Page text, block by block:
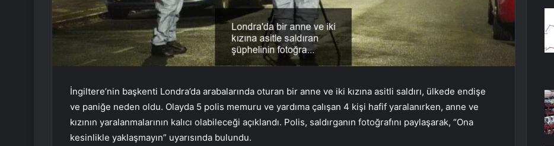
İngiltere’nin başkenti Londra’da arabalarında oturan bir anne ve iki kızına asitli saldırı, ülkede endişe
ve paniğe neden oldu. Olayda 5 polis memuru ve yardıma çalışan 4 kişi hafif yaralanırken, anne ve
kızının yaralanmalarının kalıcı olabileceği açıklandı. Polis, saldırganın fotoğrafını paylaşarak, “Ona
kesinlikle yaklaşmayın” uyarısında bulundu.